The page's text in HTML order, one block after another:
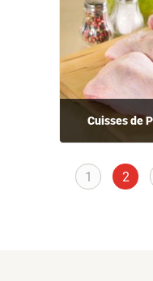
Cuisses de
1 2